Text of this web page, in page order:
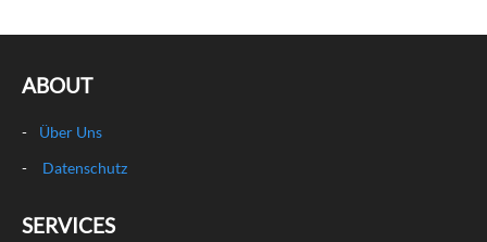
ABOUT
Über Uns
Datenschutz
SERVICES